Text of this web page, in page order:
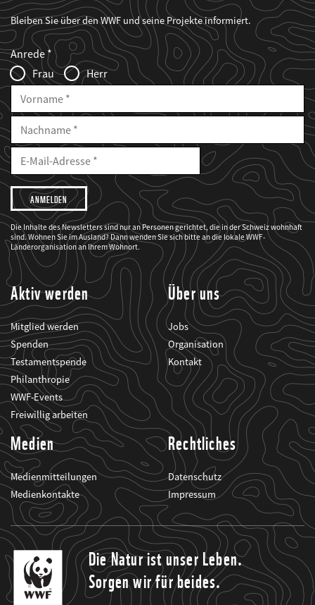
Bleiben Sie über den WWF und seine Projekte informiert.
Web2Case
Infofelder
Fieldset
anrede_name
Anrede
Frau
Herr
Vorname
Nachname
E-
Mailadresse
E-
Adresse
Ich
möchte,
dass
der
WWF
mich
über
seine
Projekte
informiert.
Die Inhalte des Newsletters sind nur an Personen gerichtet, die in der Schweiz wohnhaft
sind. Wohnen Sie im Ausland? Dann wenden Sie sich bitte an die lokale WWF-
Länderorganisation an Ihrem Wohnort.
Aktiv werden
Mitglied werden
Spenden
Testamentspende
Philanthropie
WWF-Events
Freiwillig arbeiten
Über uns
Jobs
Organisation
Kontakt
Medien
Medienmitteilungen
Medienkontakte
Rechtliches
Datenschutz
Impressum
Die Natur ist unser Leben.
Sorgen wir für beides.